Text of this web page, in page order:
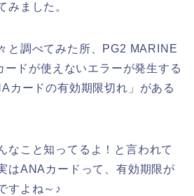
みました。
と調べてみた所、PG2 MARINE
ドが使えないエラーが発生する
カードの有効期限切れ」がある
なこと知ってるよ！と言われて
はANAカードって、有効期限が
すよね～♪